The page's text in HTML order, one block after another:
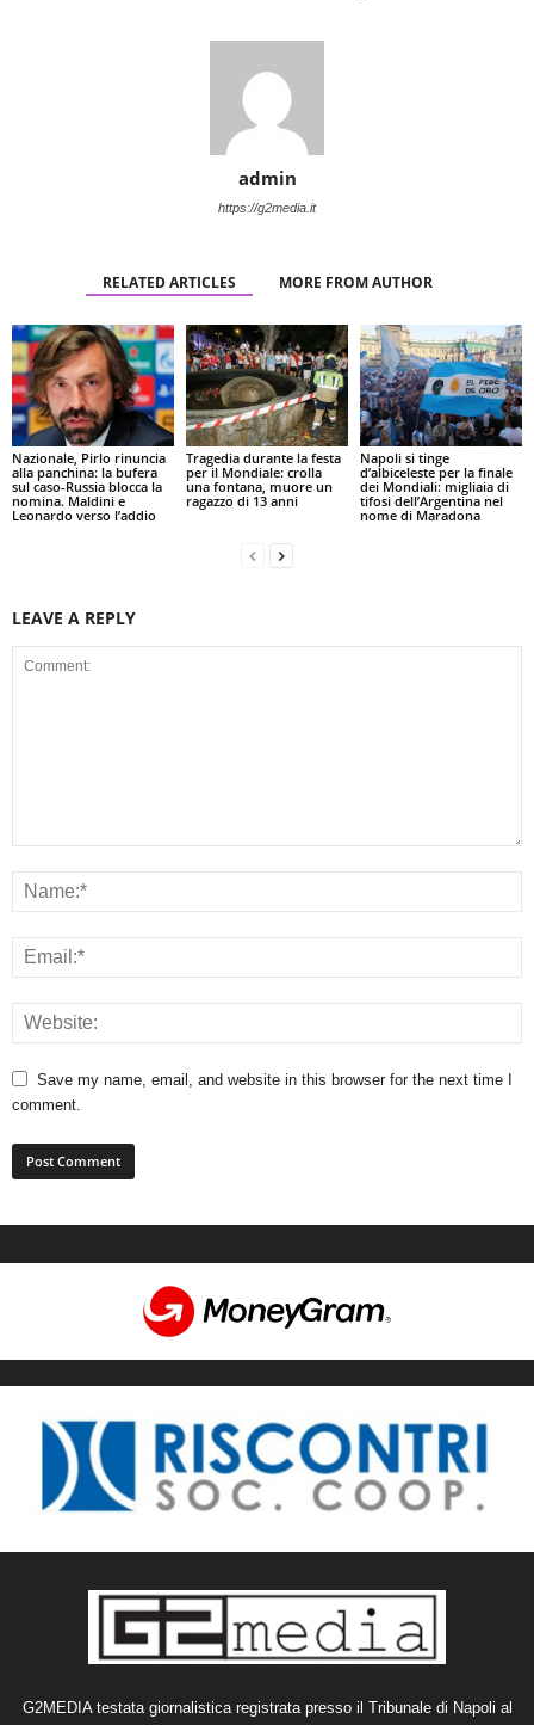
admin
https://g2media.it
RELATED ARTICLES MORE FROM AUTHOR
Nazionale, Pirlo rinuncia
alla panchina: la bufera
sul caso-Russia blocca la
nomina. Maldini e
Leonardo verso l’addio
Tragedia durante la festa
per il Mondiale: crolla
una fontana, muore un
ragazzo di 13 anni
Napoli si tinge
d’albiceleste per la finale
dei Mondiali: migliaia di
tifosi dell’Argentina nel
nome di Maradona
LEAVE A REPLY
Save my name, email, and website in this browser for the next time I
comment.
G2MEDIA testata giornalistica registrata presso il Tribunale di Napoli al